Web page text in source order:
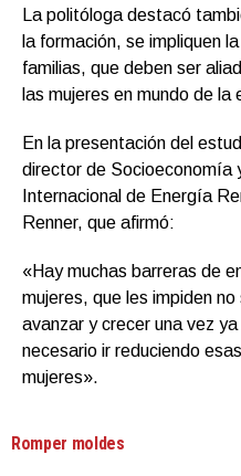
La politóloga destacó
la formación, se impliquen
familias, que deben ser
las mujeres en mundo de la
En la presentación del
director de Socioeconomía
Internacional de Energía
Renner, que afirmó:
«Hay muchas barreras de
mujeres, que les impiden
avanzar y crecer una vez
necesario ir reduciendo
mujeres».
Romper moldes